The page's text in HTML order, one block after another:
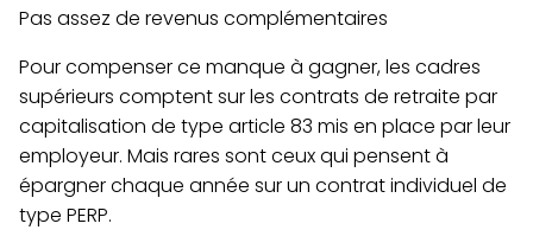
Pas assez de revenus complémentaires
Pour compenser ce manque à gagner, les cadres
supérieurs comptent sur les contrats de retraite par
capitalisation de type article 83 mis en place par leur
employeur. Mais rares sont ceux qui pensent à
épargner chaque année sur un contrat individuel de
type PERP.